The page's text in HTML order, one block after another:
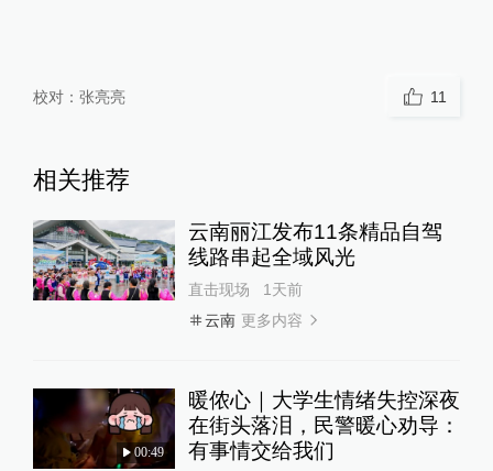
校对： 张亮亮 11
相关推荐
云南丽江发布11条精品自驾
线路串起全域风光
直击现场
1天前
云南 更多内容
00:49
暖侬心｜大学生情绪失控深夜
在街头落泪，民警暖心劝导：
有事情交给我们